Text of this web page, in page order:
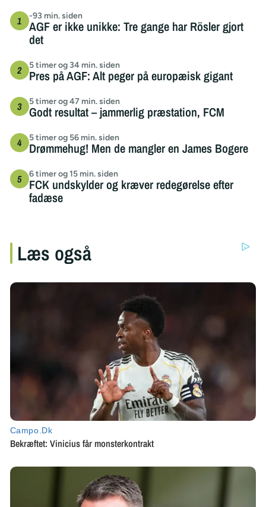
-93 min. siden
AGF er ikke unikke: Tre gange har Rösler gjort
det
5 timer og 34 min. siden
Pres på AGF: Alt peger på europæisk gigant
5 timer og 47 min. siden
Godt resultat – jammerlig præstation, FCM
5 timer og 56 min. siden
Drømmehug! Men de mangler en James Bogere
6 timer og 15 min. siden
FCK undskylder og kræver redegørelse efter
fadæse